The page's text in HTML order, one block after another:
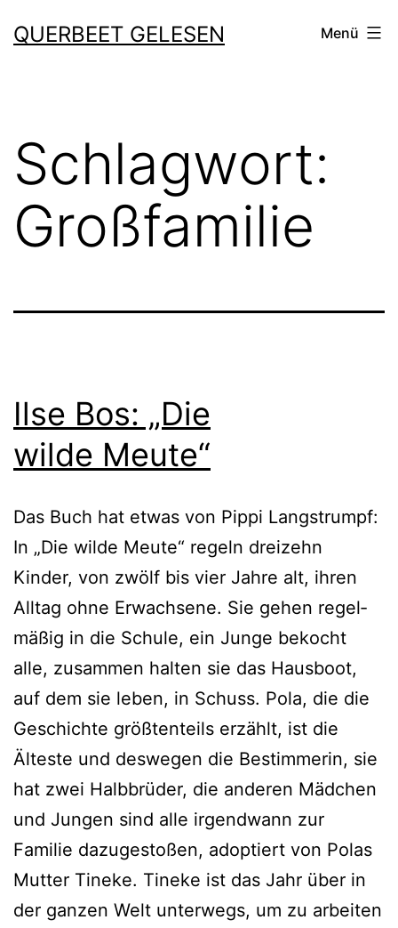
Inhalt
QUERBEET GELESEN Menü
Schlagwort:
Großfamilie
Ilse Bos: „Die
wilde Meute“
Das Buch hat etwas von Pippi Langstrumpf:
In „Die wil­de Meute“ regeln drei­zehn
Kinder, von zwölf bis vier Jahre alt, ihren
Alltag ohne Erwachsene. Sie gehen regel­
mä­ßig in die Schule, ein Junge bekocht
alle, zusam­men hal­ten sie das Hausboot,
auf dem sie leben, in Schuss. Pola, die die
Geschichte größ­ten­teils erzählt, ist die
Älteste und des­we­gen die Bestimmerin, sie
hat zwei Halbbrüder, die ande­ren Mädchen
und Jungen sind alle irgend­wann zur
Familie dazu­ge­sto­ßen, adop­tiert von Polas
Mutter Tineke. Tineke ist das Jahr über in
der gan­zen Welt unter­wegs, um zu arbei­ten